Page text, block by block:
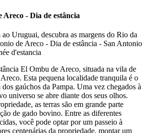
Areco - Dia de estância
El Ombu de Areco, situada na vila de
Esta pequena localidade tranquila é o
gaúchos da Pampa. Uma vez chegados à
universo se abre diante dos seus olhos.
as terras são em grande parte
de gado bovino. Entre as diferentes
você pode optar por um passeio à
centenárias da propriedade, montar um